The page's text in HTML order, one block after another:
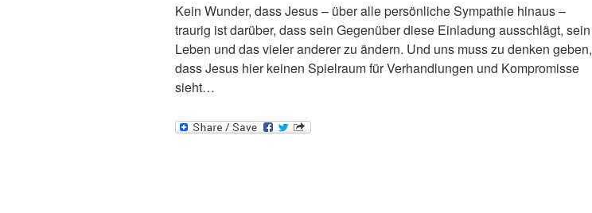
Kein Wunder, dass Jesus – über alle persönliche Sympathie hinaus –
traurig ist darüber, dass sein Gegenüber diese Einladung ausschlägt, sein
Leben und das vieler anderer zu ändern. Und uns muss zu denken geben,
dass Jesus hier keinen Spielraum für Verhandlungen und Kompromisse
sieht…